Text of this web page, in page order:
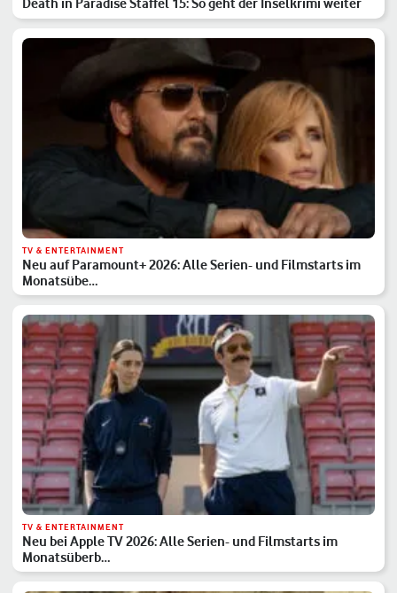
TV & ENTERTAINMENT
Neu auf Paramount+ 2026: Alle Serien- und Filmstarts im
Monatsübe…
TV & ENTERTAINMENT
Neu bei Apple TV 2026: Alle Serien- und Filmstarts im
Monatsüberb…